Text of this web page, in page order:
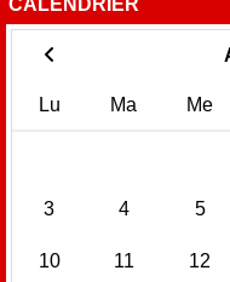
CALENDRIER
Lu Ma Me
3 4 5
10 11 12